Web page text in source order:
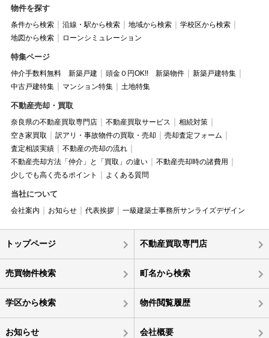
物件を探す
条件から検索 沿線・駅から検索 地域から検索
学校区から検索
地図から検索
ローンシミュレーション
特集ページ
仲介手数料無料 新築戸建 頭金０円OK!! 新築物件
新築戸建特集
中古戸建特集
マンション特集 土地特集
不動産売却・買取
奈良県の不動産買取専門店 不動産買取サービス
相続対策
空き家買取
訳アリ・事故物件の買取・売却
売却査定フォーム
査定相談実績
不動産の売却の流れ
不動産売却方法「仲介」と「買取」の違い
不動産売却時の諸費用
少しでも高く売るポイント
よくある質問
当社について
会社案内 お知らせ 代表挨拶 一級建築士事務所サンライズデザイン
トップページ 不動産買取専門店
売買物件検索 町名から検索
学区から検索 物件閲覧履歴
お知らせ 会社概要